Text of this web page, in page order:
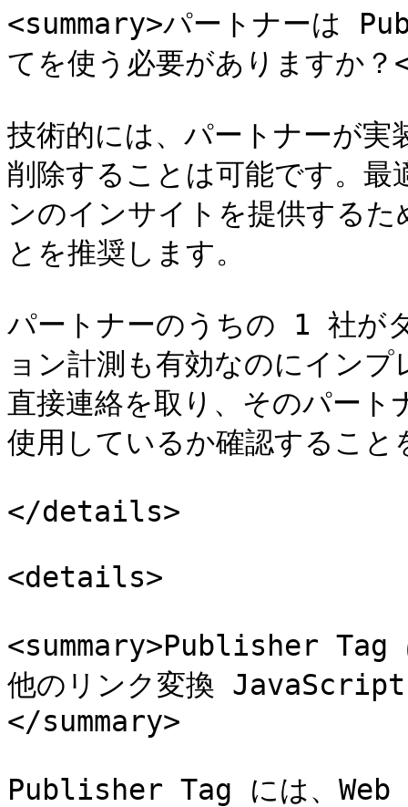
<summary>パートナーは
てを使う必要がありますか
技術的には、パートナーが実
削除することは可能です。
ンのインサイトを提供する
とを推奨します。
パートナーのうちの 1 社が
ョン計測も有効なのにイン
直接連絡を取り、そのパー
使用しているか確認すること
</details>
<details>
<summary>Publisher Tag
他のリンク変換 JavaScript
</summary>
Publisher Tag には、Web